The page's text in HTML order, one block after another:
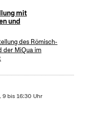
mit
und
des Römisch-
der MiQua im
9 bis 16:30 Uhr